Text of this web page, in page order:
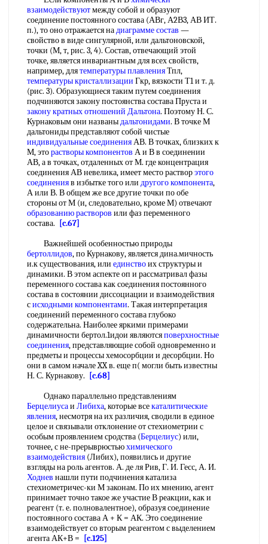
взаимодействуютмежду собой и образуют
соединение постоянного состава (АВг, А2В3, АВ ИТ.
п.), то оно отражается надиаграмме состав —
свойство в виде сингулярной, или дальтоновской,
точки (М, т, рис. 3, 4). Состав, отвечающий этой
точке, является инвариантным для всех свойств,
например, длятемпературы плавленияТпл,
температуры кристаллизации Гкр, вязкости Т1 и т. д.
(рис. 3). Образующиеся таким путем соединения
подчиняются закону постоянства состава Пруста и
закону кратных отношений Дальтона. Поэтому Н. С.
Курнаковым они названыдальтонидами. В точке М
дальтониды представляют собой чистые
индивидуальные соединенияАВ. В точках, близких к
М, эторастворы компонентов А и В в соединении
АВ, а в точках, отдаленных от М. где концентрация
соединения АВ невелика, имеет место растворэтого
соединенияв избытке того или другого компонента,
А или В. В общем же все другие точки по обе
стороны от М (и, следовательно, кроме М) отвечают
образованию растворов или фаз переменного
состава.
[c.67]
Важнейшей особенностью природы
бертоллидов, по Курнакову, является дина.мичность
и.к существования, или единствоих структуры и
динамики. В этом аспекте оп и рассматривал фазы
переменного состава как соединения постоянного
состава в состоянии диссоциации и взаимодействия
сисходными компонентами. Такая интерпретация
соединений переменного состава глубоко
содержательна. Наиболее яркими примерами
динамичности бертол.1идои являютсяповерхностные
соединения, представляющие собой одновременно и
предметы и процессы хемосорбции и десорбции. Но
они в самом начале XX в. еще п( могли быть известны
Н. С. Курнакову.
[c.68]
Однако параллельно представлениям
Берцелиусаи Либиха, которые всекаталитические
явления, несмотря на их различия, сводили в единое
целое и связывали отклонение от стехиометрии с
особым проявлением сродства (Берцелиус) или,
точнее, с не-прерыврюстьюхимического
взаимодействия (Либих), появились и другие
взгляды на роль агентов. А. де ля Рив, Г. И. Гесс, А. И.
Ходнев нашли пути подчинения катализа
стехиометричес-ки М законам. По их мнению, агент
принимает точно такое же участие В реакции, как и
реагент (т. е. полновалентное), образуя соединение
постоянного состава А + К = АК. Это соединение
взаимодействует со вторым реагентом с выделением
агента АК+В =
[c.125]